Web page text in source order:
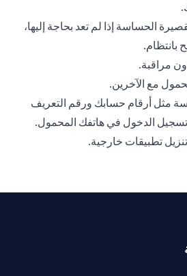
الحساسة إذا لم تعد بحاجة إليها،
مراقبة.
مع الآخرين.
مثل أرقام حسابك ورقم التعريف
الدخول في هاتفك المحمول.
تطبيقات خارجية.